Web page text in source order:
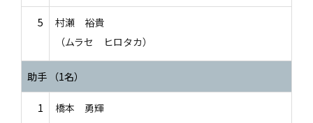
5
村瀬 裕貴
（ムラセ ヒロタカ）
助手 （1名）
1
橋本 勇輝